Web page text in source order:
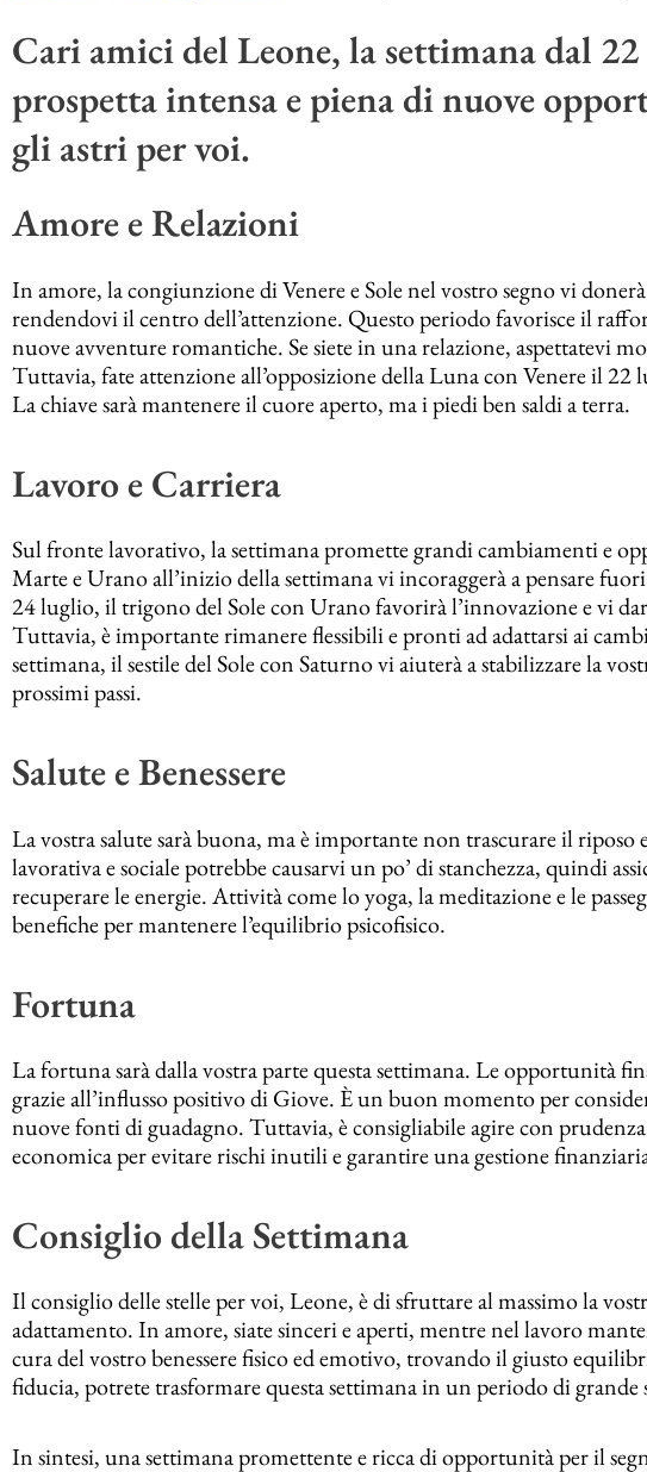
Cari amici del Leone, la settimana dal
prospetta intensa e piena di nuove
gli astri per voi.
Amore e Relazioni
In amore, la congiunzione di Venere e Sole nel vostro segno vi
rendendovi il centro dell’attenzione. Questo periodo favorisce il
nuove avventure romantiche. Se siete in una relazione, aspettatevi
Tuttavia, fate attenzione all’opposizione della Luna con Venere il 22
La chiave sarà mantenere il cuore aperto, ma i piedi ben saldi a terra.
Lavoro e Carriera
Sul fronte lavorativo, la settimana promette grandi cambiamenti e
Marte e Urano all’inizio della settimana vi incoraggerà a pensare
24 luglio, il trigono del Sole con Urano favorirà l’innovazione e vi
Tuttavia, è importante rimanere flessibili e pronti ad adattarsi ai
settimana, il sestile del Sole con Saturno vi aiuterà a stabilizzare la
prossimi passi​.
Salute e Benessere
La vostra salute sarà buona, ma è importante non trascurare il riposo
lavorativa e sociale potrebbe causarvi un po’ di stanchezza, quindi
recuperare le energie. Attività come lo yoga, la meditazione e le
benefiche per mantenere l’equilibrio psicofisico​.
Fortuna
La fortuna sarà dalla vostra parte questa settimana. Le opportunità
grazie all’influsso positivo di Giove. È un buon momento per
nuove fonti di guadagno. Tuttavia, è consigliabile agire con
economica per evitare rischi inutili e garantire una gestione
Consiglio della Settimana
Il consiglio delle stelle per voi, Leone, è di sfruttare al massimo la
adattamento. In amore, siate sinceri e aperti, mentre nel lavoro
cura del vostro benessere fisico ed emotivo, trovando il giusto
fiducia, potrete trasformare questa settimana in un periodo di grande
In sintesi, una settimana promettente e ricca di opportunità per il